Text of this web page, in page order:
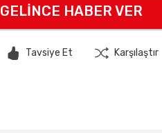
GELINCE HABER VER
Tavsiye Et Karşılaştır